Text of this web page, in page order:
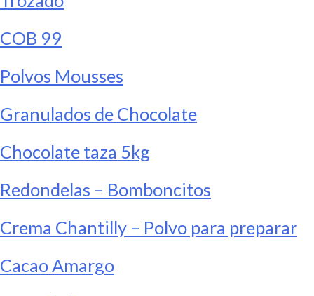
COB 99
Polvos Mousses
Granulados de Chocolate
Chocolate taza 5kg
Redondelas – Bomboncitos
Crema Chantilly – Polvo para preparar
Cacao Amargo